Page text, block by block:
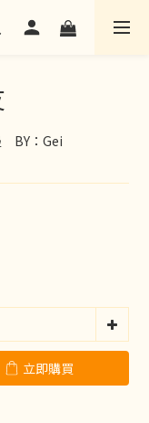
BY：Gei
立即購買